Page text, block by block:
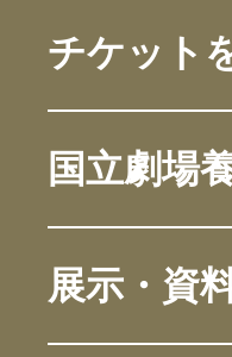
チケット
国立劇場
展示・資